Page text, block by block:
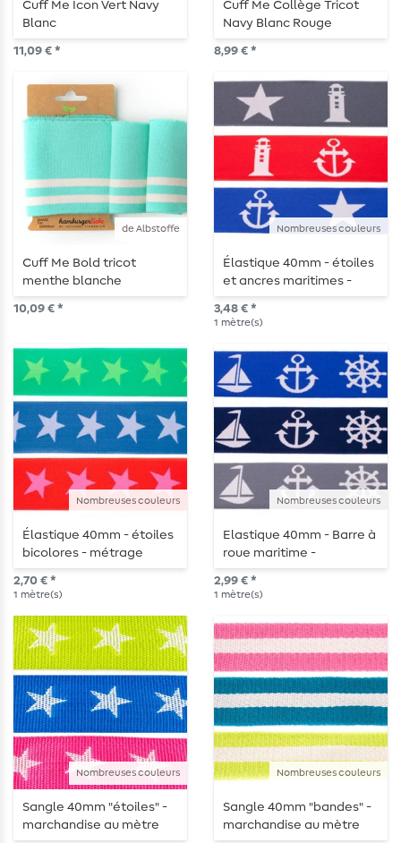
Cuff Me Icon Vert Navy
Blanc
11,09 € *
Cuff Me Collège Tricot
Navy Blanc Rouge
8,99 € *
de Albstoffe
Cuff Me Bold tricot
menthe blanche
10,09 € *
Nombreuses couleurs
Élastique 40mm - étoiles
et ancres maritimes -
vendu au mètre
3,48 € *
1 mètre(s)
Nombreuses couleurs
Élastique 40mm - étoiles
bicolores - métrage
2,70 € *
1 mètre(s)
Nombreuses couleurs
Elastique 40mm - Barre à
roue maritime -
marchandise au mètre
2,99 € *
1 mètre(s)
Nombreuses couleurs
Sangle 40mm "étoiles" -
marchandise au mètre
Nombreuses couleurs
Sangle 40mm "bandes" -
marchandise au mètre